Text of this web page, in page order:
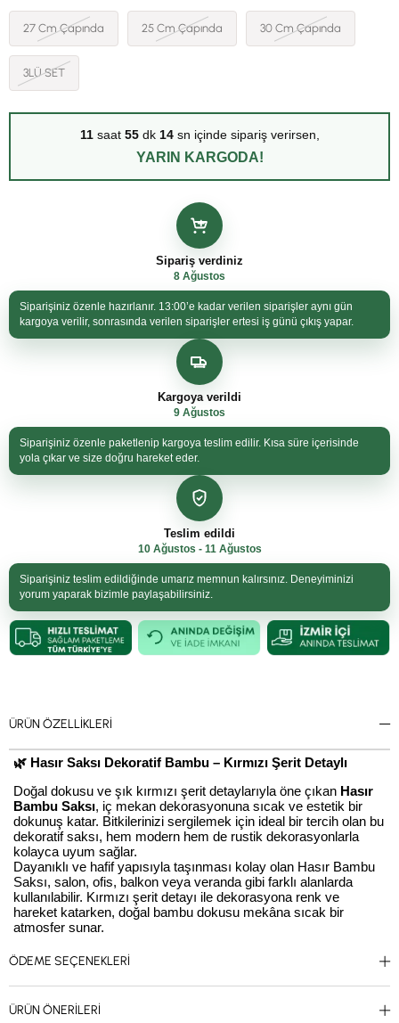
27 Cm Çapında 25 Cm Çapında 30 Cm Çapında
3LÜ SET
11saat 55dk 13sn içinde sipariş verirsen,
YARIN KARGODA!
Sipariş verdiniz
8 Ağustos
Siparişiniz özenle hazırlanır. 13:00’e kadar verilen siparişler aynı gün
kargoya verilir, sonrasında verilen siparişler ertesi iş günü çıkış yapar.
Kargoya verildi
9 Ağustos
Siparişiniz özenle paketlenip kargoya teslim edilir. Kısa süre içerisinde
yola çıkar ve size doğru hareket eder.
Teslim edildi
10 Ağustos - 11 Ağustos
Siparişiniz teslim edildiğinde umarız memnun kalırsınız. Deneyiminizi
yorum yaparak bizimle paylaşabilirsiniz.
ÜRÜN ÖZELLIKLERI
🌿 Hasır Saksı Dekoratif Bambu – Kırmızı Şerit Detaylı
Doğal dokusu ve şık kırmızı şerit detaylarıyla öne çıkan Hasır
Bambu Saksı, iç mekan dekorasyonuna sıcak ve estetik bir
dokunuş katar. Bitkilerinizi sergilemek için ideal bir tercih olan bu
dekoratif saksı, hem modern hem de rustik dekorasyonlarla
kolayca uyum sağlar.
Dayanıklı ve hafif yapısıyla taşınması kolay olan Hasır Bambu
Saksı, salon, ofis, balkon veya veranda gibi farklı alanlarda
kullanılabilir. Kırmızı şerit detayı ile dekorasyona renk ve
hareket katarken, doğal bambu dokusu mekâna sıcak bir
atmosfer sunar.
🌱Hasır Bambu Saksı Özellikleri:
Doğal bambu malzemeden üretilmiştir
25 - 27 ve 30 cm seçenekleri mevcuttur
Kırmızı şerit detayı ile dekorasyona şık bir renk dokunuşu
ÖDEME SEÇENEKLERI
ÜRÜN ÖNERILERI